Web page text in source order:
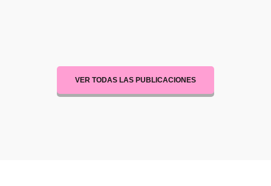
VER TODAS LAS PUBLICACIONES